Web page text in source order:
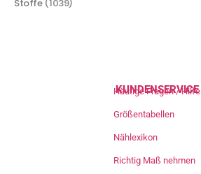
Stoffe (1039)
KUNDENSERVICE
Häufige Fragen / Hilfe
Größentabellen
Nählexikon
Richtig Maß nehmen